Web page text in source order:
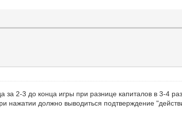
за 2-3 до конца игры при разнице капиталов в 3-4
нажатии должно выводиться подтверждение